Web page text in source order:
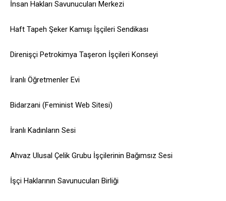
İnsan Hakları Savunucuları Merkezi
Haft Tapeh Şeker Kamışı İşçileri Sendikası
Direnişçi Petrokimya Taşeron İşçileri Konseyi
İranlı Öğretmenler Evi
Bidarzani (Feminist Web Sitesi)
İranlı Kadınların Sesi
Ahvaz Ulusal Çelik Grubu İşçilerinin Bağımsız Sesi
İşçi Haklarının Savunucuları Birliği